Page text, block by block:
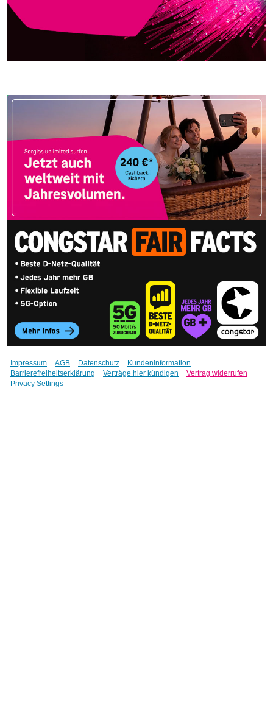
Impressum AGB Datenschutz
Kundeninformation
Barrierefreiheitserklärung
Verträge hier kündigen
Vertrag widerrufen
Privacy Settings